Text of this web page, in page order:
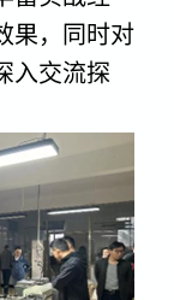
果，同时对
入交流探